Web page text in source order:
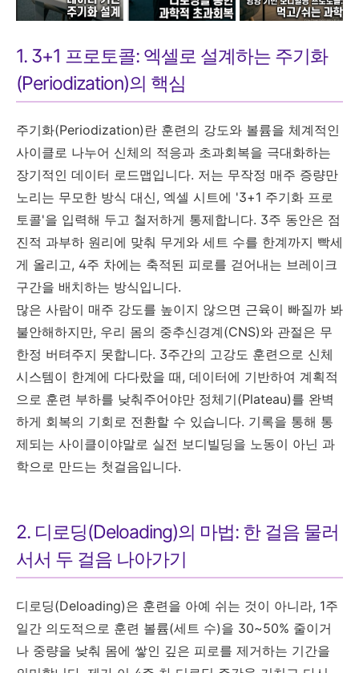
1. 3+1 프로토콜: 엑셀로 설계하는 주기화
(Periodization)의 핵심
주기화(Periodization)란 훈련의 강도와 볼륨을 체계적인
사이클로 나누어 신체의 적응과 초과회복을 극대화하는
장기적인 데이터 로드맵입니다. 저는 무작정 매주 증량만
노리는 무모한 방식 대신, 엑셀 시트에 '3+1 주기화 프로
토콜'을 입력해 두고 철저하게 통제합니다. 3주 동안은 점
진적 과부하 원리에 맞춰 무게와 세트 수를 한계까지 빡세
게 올리고, 4주 차에는 축적된 피로를 걷어내는 브레이크
구간을 배치하는 방식입니다.
많은 사람이 매주 강도를 높이지 않으면 근육이 빠질까 봐
불안해하지만, 우리 몸의 중추신경계(CNS)와 관절은 무
한정 버텨주지 못합니다. 3주간의 고강도 훈련으로 신체
시스템이 한계에 다다랐을 때, 데이터에 기반하여 계획적
으로 훈련 부하를 낮춰주어야만 정체기(Plateau)를 완벽
하게 회복의 기회로 전환할 수 있습니다. 기록을 통해 통
제되는 사이클이야말로 실전 보디빌딩을 노동이 아닌 과
학으로 만드는 첫걸음입니다.
2. 디로딩(Deloading)의 마법: 한 걸음 물러
서서 두 걸음 나아가기
디로딩(Deloading)은 훈련을 아예 쉬는 것이 아니라, 1주
일간 의도적으로 훈련 볼륨(세트 수)을 30~50% 줄이거
나 중량을 낮춰 몸에 쌓인 깊은 피로를 제거하는 기간을